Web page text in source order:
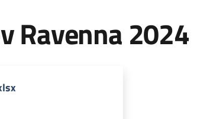
Ravenna 2024